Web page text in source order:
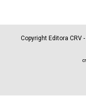
Copyright Editora CRV